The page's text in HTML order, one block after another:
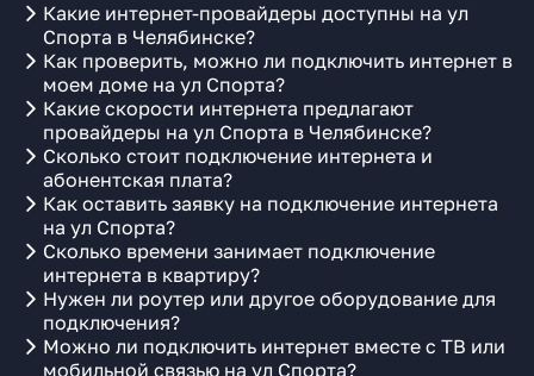
Какие интернет-провайдеры доступны на ул
Спорта в Челябинске?
Как проверить, можно ли подключить интернет в
моем доме на ул Спорта?
Какие скорости интернета предлагают
провайдеры на ул Спорта в Челябинске?
Сколько стоит подключение интернета и
абонентская плата?
Как оставить заявку на подключение интернета
на ул Спорта?
Сколько времени занимает подключение
интернета в квартиру?
Нужен ли роутер или другое оборудование для
подключения?
Можно ли подключить интернет вместе с ТВ или
мобильной связью на ул Спорта?